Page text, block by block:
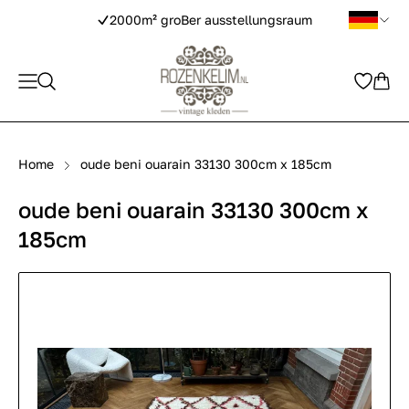
2000m² groBer ausstellungsraum
Home oude beni ouarain 33130 300cm x 185cm
oude beni ouarain 33130 300cm x
185cm